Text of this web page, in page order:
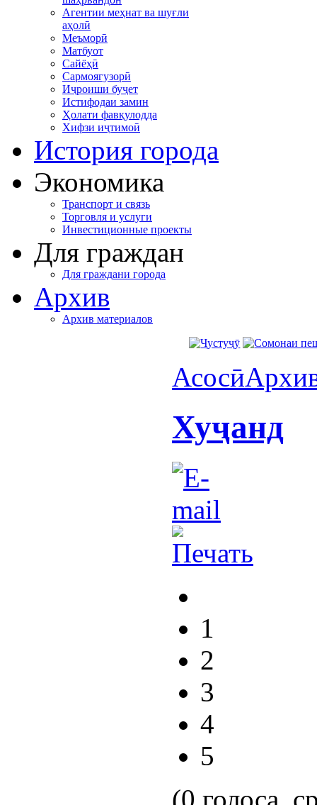
Агентии меҳнат ва шуғли
аҳолӣ
Меъморӣ
Матбуот
Сайёҳӣ
Сармоягузорӣ
Иҷроиши буҷет
Истифодаи замин
Ҳолати фавқулодда
Хифзи иҷтимоӣ
История города
Экономика
Транспорт и связь
Торговля и услуги
Инвестиционные проекты
Для граждан
Для граждани города
Архив
Архив материалов
Асосӣ
Хуҷанд
1
2
3
4
5
(0 голоса,